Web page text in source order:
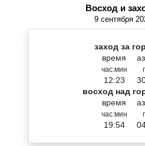
Восход и
9 сентября
заход за
время
час:мин
12:23
восход над
время
час:мин
19:54